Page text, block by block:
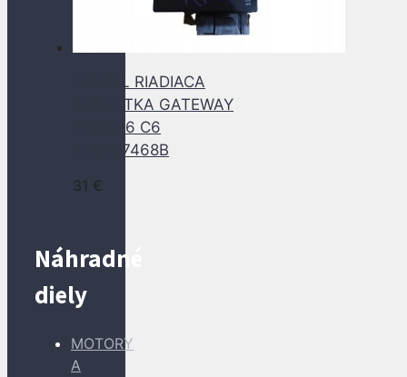
MODUL RIADIACA
JEDNOTKA GATEWAY
AUDI A6 C6
4F0907468B
31 €
Náhradné
diely
MOTORY
A